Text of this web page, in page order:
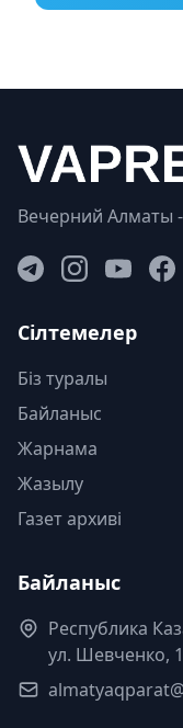
Вечерний Алматы
Сілтемелер
Біз туралы
Байланыс
Жарнама
Жазылу
Газет архиві
Байланыс
Республика
ул. Шевченко,